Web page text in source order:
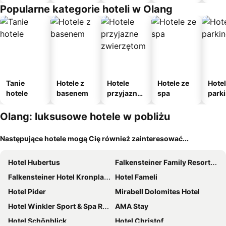
Popularne kategorie hoteli w Olang
Tanie
hotele
Hotele z
basenem
Hotele
przyjazne
m
Hotele ze
spa
Olang: luksusowe hotele w pobliżu
Następujące hotele mogą Cię również zainteresować...
Hotel Hubertus
Falkensteiner Family Resort Lido
Falkensteiner Hotel Kronplatz - The Leading Hotels of the World
Hotel Fameli
Hotel Pider
Mirabell Dolomites Hotel
Hotel Winkler Sport & Spa Resort
AMA Stay
Hotel Schönblick
Hotel Christof